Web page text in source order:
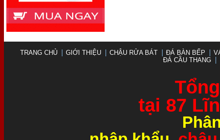
TRANG CHỦ GIỚI THIỆU CHẬU RỬA BÁT ĐÁ BÀN BẾP
ĐÁ CẦU THANG
tại 87